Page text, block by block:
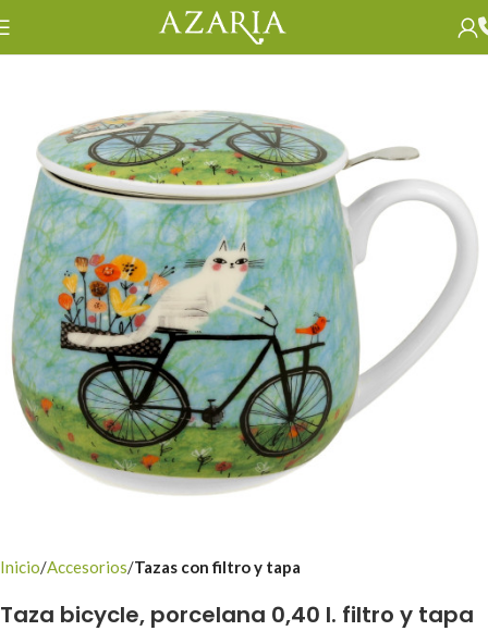
Inicio Accesorios Tazas con filtro y tapa
Taza bicycle, porcelana 0,40 l. filtro y tapa